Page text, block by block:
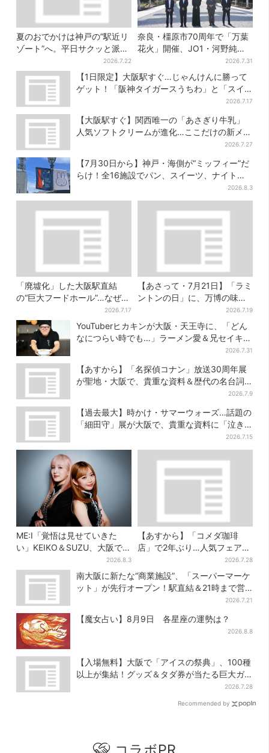
夏のおでかけは神戸の”駅近リ
ゾート”へ。平日サクッと派
も、休日ガッツリ派も！タイ
パ抜群、約20種の楽しみ方
2026.7.22
奈良・橿原市70周年で「万葉
花火」開催、JO1・河野純喜
がアンバサダーに…グループ
楽曲ともシンクロ
2026.7.31
【1日限定】大阪駅すぐ…じゃんけんに勝って
ゲット！「阪神タイガースうちわ」と「スイ
2026.7.17
【大阪駅すぐ】関西唯一の「あさぎり牛乳」
人気ソフトクリームが進化…ここだけの新メニ
2026.7.27
【7月30日から】神戸・海側が“ミッフィー”だ
らけ！全16施設でパン、スイーツ、ナイトマ
2026.8.3
「廃墟化」した大阪駅直結
の“巨大フードホール”…なぜ？
実は、梅田ランチ＆カフェの
穴場だった
2026.7.17
【あさって・7月21日】「ラミ
ントンの日」に、万博の味が
大阪で復活…カフェで100
個“無料配布”
2026.7.19
YouTuberヒカキンが大阪・天王寺に、「どん
なにつらい時でも…」ラーメン愛＆兄セイキン
2026.7.31
【あすから】「名探偵コナン」放送30周年展
が聖地・大阪で、貴重な資料＆歴代の名台詞
2026.7.9
【過去最大】時かけ・サマーウォーズ…話題の
「細田守」展が大阪で、貴重な資料に「泣き
2026.7.15
ME:I「覚悟は見せていきた
い」KEIKO＆SUZU、大阪で語
る…“日プ女子”からの3年間
と、7人で目指す夢
2026.8.3
【あすから】「コメダ珈琲
店」で2年ぶり…人気フェアが
復活！“ハワイ旅行が当た
る”キャンペーンも
2026.7.28
南大阪に新たな“商業施設”、「スーパーマーケ
ット」が先行オープン！駅直結＆21時まで営
2026.7.21
【魔女占い】8月9日 各星座の運勢は？
2026.8.8
【入場無料】大阪で「アイスの祭典」、100種
以上が集結！グッズ＆タダ券が当たる巨大ガ
2026.7.28
Recommended by